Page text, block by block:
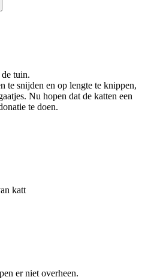
tuin.
te snijden en op lengte te knippen,
Nu hopen dat de katten een
te doen.
katt
er niet overheen.